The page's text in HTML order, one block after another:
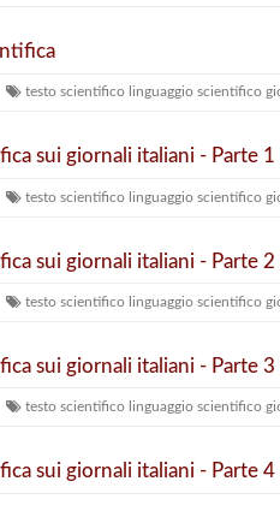
testo scientifico linguaggio scientifico
sui giornali italiani - Parte 1
testo scientifico linguaggio scientifico
sui giornali italiani - Parte 2
testo scientifico linguaggio scientifico
sui giornali italiani - Parte 3
testo scientifico linguaggio scientifico
sui giornali italiani - Parte 4